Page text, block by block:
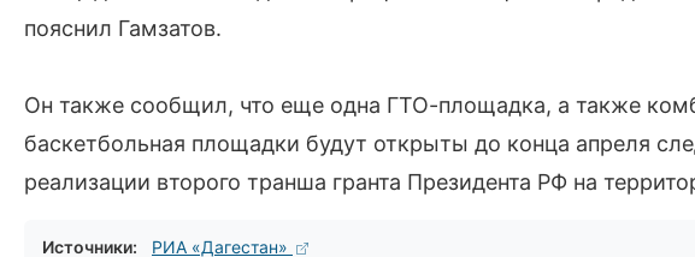
пояснил Гамзатов.
Он также сообщил, что еще одна ГТО-площадка, а также
баскетбольная площадки будут открыты до конца апреля
реализации второго транша гранта Президента РФ на
Источники: РИА «Дагестан»